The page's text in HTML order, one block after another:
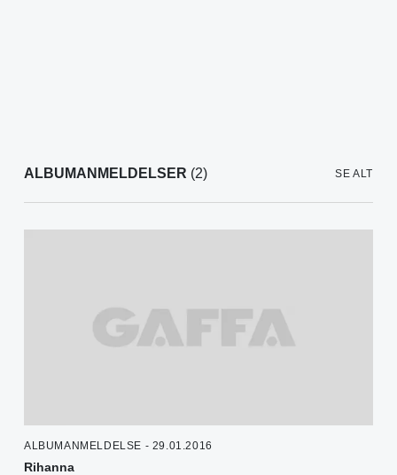
ALBUMANMELDELSER (2) SE ALT
ALBUMANMELDELSE - 29.01.2016
Rihanna